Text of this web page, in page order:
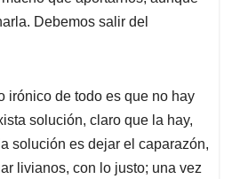
Debemos salir del
irónico de todo es que no hay
solución, claro que la hay,
solución es dejar el caparazón,
livianos, con lo justo; una vez